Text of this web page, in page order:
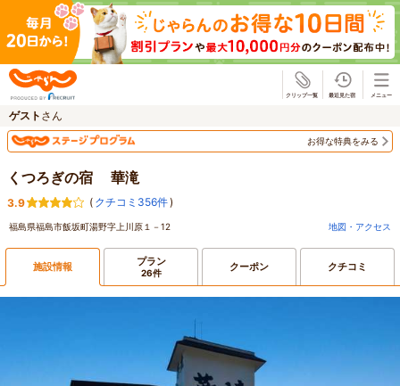
ゲスト さん
お得な特典をみる
くつろぎの宿 華滝
3.9 ( クチコミ356件)
福島県福島市飯坂町湯野字上川原１－12 地図・アクセス
施設情報 プラン
26件 クーポン クチコミ